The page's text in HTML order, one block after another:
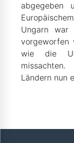
abgegeben
Ungarn war
vorgeworfen
wie die
Ländern nun